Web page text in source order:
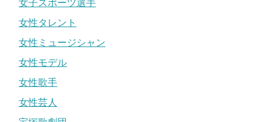
女子スポーツ選手
女性タレント
女性ミュージシャン
女性モデル
女性歌手
女性芸人